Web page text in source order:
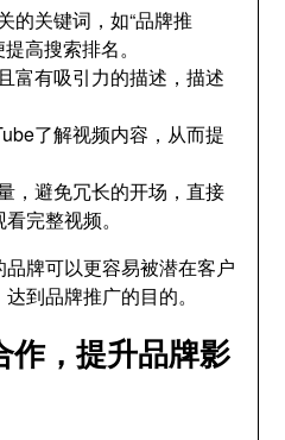
的关键词，如“品牌推
高搜索排名。
富有吸引力的描述，描述
了解视频内容，从而提
，避免冗长的开场，直接
完整视频。
牌可以更容易被潜在客户
到品牌推广的目的。
作，提升品牌影